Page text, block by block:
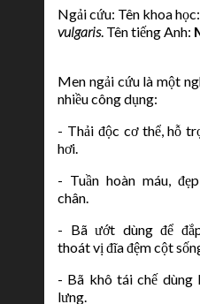
Ngải cứu: Tên khoa học:
vulgaris. Tên tiếng Anh:
Men ngải cứu là một
nhiều công dụng:
- Thải độc cơ thể, hỗ
hơi.
- Tuần hoàn máu,
chân.
- Bã ướt dùng để
thoát vị đĩa đệm cột
- Bã khô tái chế dùng
lưng.